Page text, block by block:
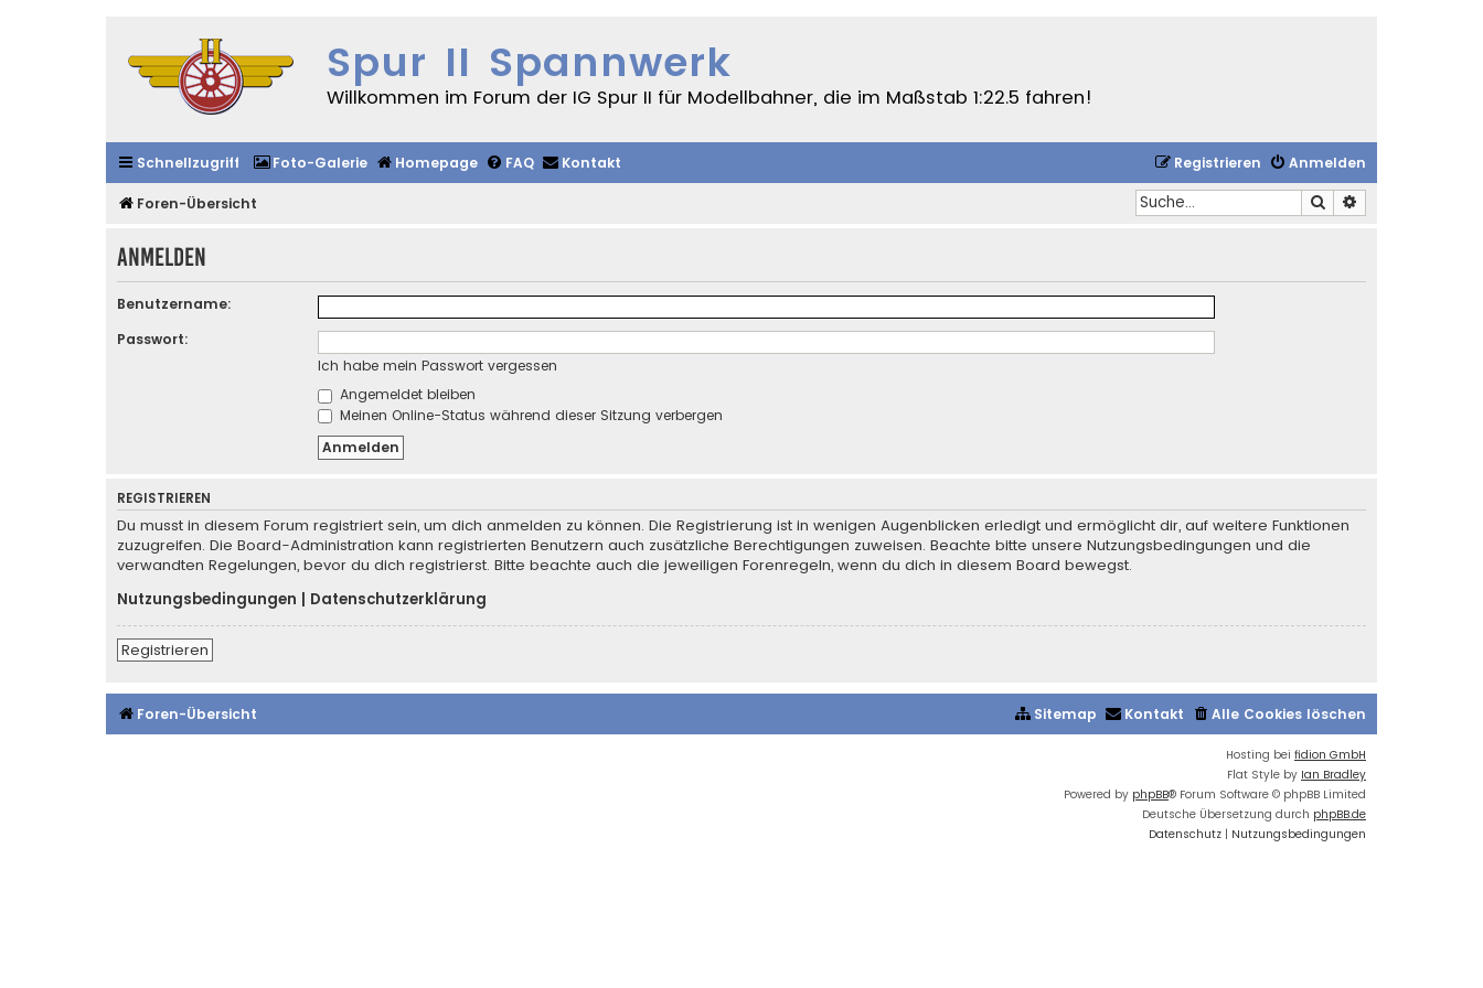
Spur II Spannwerk
Willkommen im Forum der IG Spur II für Modellbahner, die im Maßstab 1:22.5 fahren!
Schnellzugriff Foto-Galerie Homepage FAQ Kontakt Anmelden
Registrieren
Foren-Übersicht Suche
Anmelden
Benutzername:
Passwort:
Ich habe mein Passwort vergessen
Angemeldet bleiben
Meinen Online-Status während dieser Sitzung verbergen
REGISTRIEREN
Du musst in diesem Forum registriert sein, um dich anmelden zu können. Die Registrierung ist in wenigen Augenblicken erledigt und ermöglicht dir, auf weitere Funktionen
zuzugreifen. Die Board-Administration kann registrierten Benutzern auch zusätzliche Berechtigungen zuweisen. Beachte bitte unsere Nutzungsbedingungen und die
verwandten Regelungen, bevor du dich registrierst. Bitte beachte auch die jeweiligen Forenregeln, wenn du dich in diesem Board bewegst.
Nutzungsbedingungen
Datenschutzerklärung
Registrieren
Foren-Übersicht Alle Cookies löschen
Kontakt
Sitemap
Hosting bei fidion GmbH
Flat Style by Ian Bradley
Powered by phpBB® Forum Software © phpBB Limited
Deutsche Übersetzung durch phpBB.de
Datenschutz | Nutzungsbedingungen